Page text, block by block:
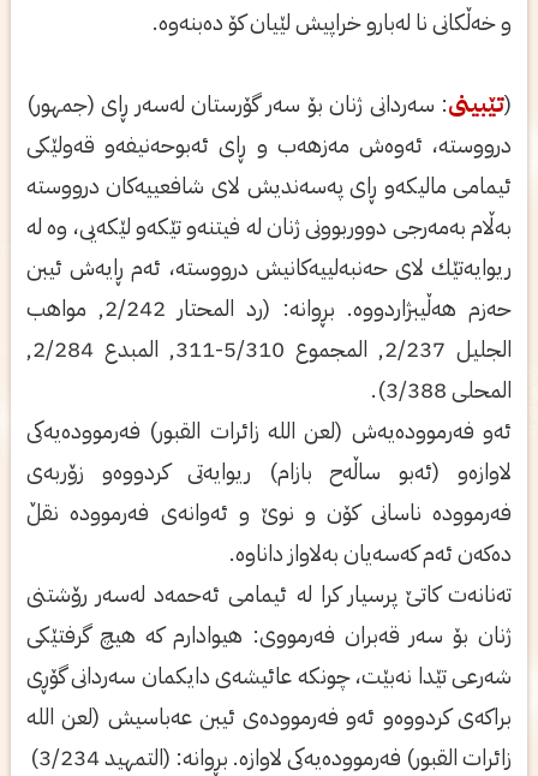
و خەڵکانى نا لەبارو خراپیش لێیان کۆ دەبنەوە.
تێبينى: سەردانى ژنان بۆ سەر گۆرستان لەسەر ڕاى (جمهور)
درووسته، ئەوەش مەزهەب و ڕاى ئەبوحەنيفەو قەولێكى
ئيمامى ماليكەو ڕاى پەسەنديش لاى شافعييەكان درووستە
بەڵام بەمەرجى دووربوونى ژنان لە فيتنەو تێكەو لێكەيى، وە لە
ريوايەتێك لاى حەنبەلييەكانيش درووستە، ئەم ڕايەش ئيبن
حەزم هەڵيبژاردووە. بڕوانە: (رد المحتار 2/242, مواهب
الجليل 2/237, المجموع 5/310-311, المبدع 2/284,
المحلى 3/388).
ئەو فەرموودەيەش (لعن الله زائرات القبور) فەرموودەيەكى
لاوازەو (ئەبو ساڵەح بازام) ريوايەتى كردووەو زۆربەى
فەرموودە ناسانى كۆن و نوێ و ئەوانەى فەرموودە نقڵ
دەكەن ئەم كەسەيان بەلاواز داناوە.
تەنانەت كاتێ پرسيار كرا لە ئيمامى ئەحمەد لەسەر رۆشتنى
ژنان بۆ سەر قەبران فەرمووى: هيوادارم كە هيچ گرفتێكى
شەرعى تێدا نەبێت، چونكه عائيشەى دايكمان سەردانى گۆڕى
براكەى كردووەو ئەو فەرموودەى ئيبن عەباسيش (لعن الله
زائرات القبور) فەرموودەيەكى لاوازە. بڕوانە: (التمهيد 3/234)